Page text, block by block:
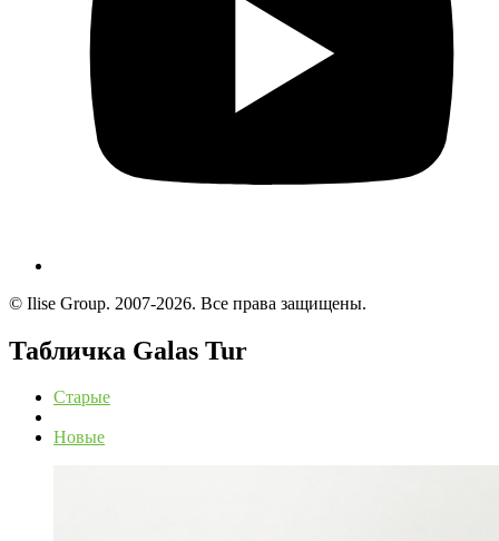
© Ilise Group. 2007-2026. Все права защищены.
Табличка Galas Tur
Старые
Новые